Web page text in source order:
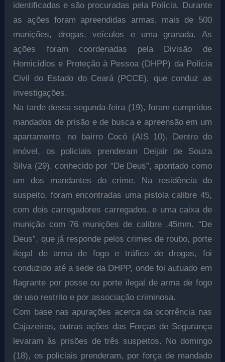
identificadas e são procuradas pela Polícia. Durante
as ações foram apreendidas armas, mais de 500
munições, drogas, veículos e uma granada. As
ações foram coordenadas pela Divisão de
Homicídios e Proteção à Pessoa (DHPP) da Polícia
Civil do Estado do Ceará (PCCE), que conduz as
investigações.
Na tarde dessa segunda-feira (19), foram cumpridos
mandados de prisão e de busca e apreensão em um
apartamento, no bairro Cocó (AIS 10). Dentro do
imóvel, os policiais prenderam Deijair de Souza
Silva (29), conhecido por “De Deus”, apontado como
um dos mandantes do crime. Na residência do
suspeito, foram encontradas uma pistola calibre 45,
com dois carregadores carregados, e uma caixa de
munição com 76 munições de calibre .45mm. “De
Deus”, que já responde pelos crimes de roubo, porte
ilegal de arma de fogo e tráfico de drogas, foi
conduzido até a sede da DHPP, onde foi autuado em
flagrante por posse ou porte ilegal de arma de fogo
de uso restrito e por associação criminosa.
Com base nas apurações acerca da ocorrência nas
Cajazeiras, outras ações das Forças de Segurança
levaram às prisões de três suspeitos. No domingo
(18), os policiais prenderam, por força de mandado